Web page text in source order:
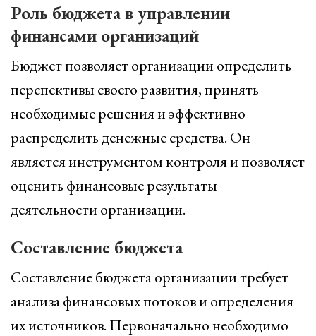
Роль бюджета в управлении
финансами организаций
Бюджет позволяет организации определить
перспективы своего развития, принять
необходимые решения и эффективно
распределить денежные средства. Он
является инструментом контроля и позволяет
оценить финансовые результаты
деятельности организации.
Составление бюджета
Составление бюджета организации требует
анализа финансовых потоков и определения
их источников. Первоначально необходимо